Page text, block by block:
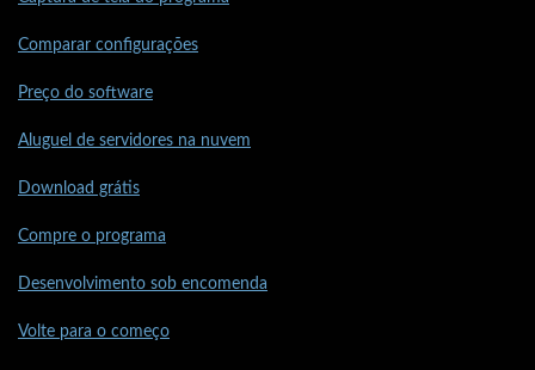
Comparar configurações
Preço do software
Aluguel de servidores na nuvem
Download grátis
Compre o programa
Desenvolvimento sob encomenda
Volte para o começo